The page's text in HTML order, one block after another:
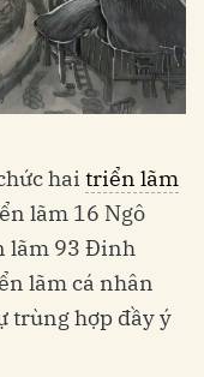
hai triển lãm
lãm 16 Ngô
lãm 93 Đinh
lãm cá nhân
trùng hợp đầy ý